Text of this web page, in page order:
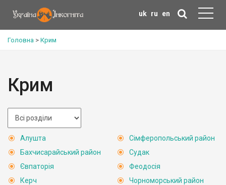
uk ru en
Головна > Крим
Крим
Алушта
Бахчисарайський район
Євпаторія
Керч
Сімферопольський район
Судак
Феодосія
Чорноморський район